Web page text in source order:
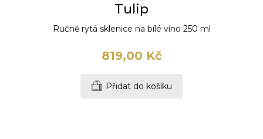
Tulip
Ručně rytá sklenice na bílé víno 250 ml
819,00 Kč
Přidat do košíku